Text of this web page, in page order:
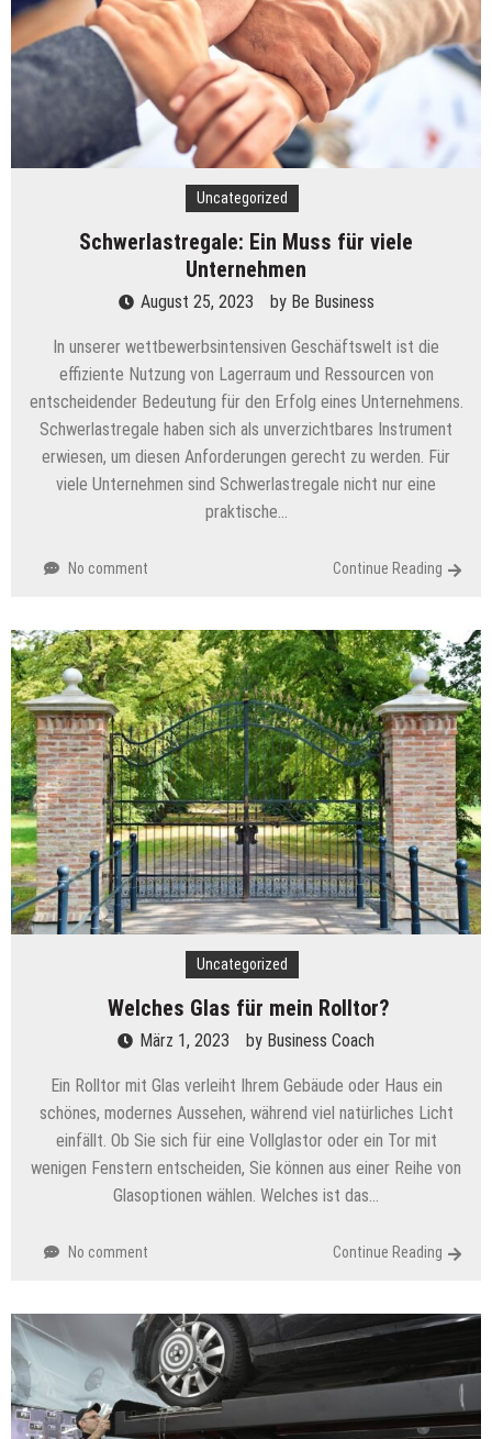
Uncategorized
Schwerlastregale: Ein Muss für viele
Unternehmen
August 25, 2023 by Be Business
In unserer wettbewerbsintensiven Geschäftswelt ist die
effiziente Nutzung von Lagerraum und Ressourcen von
entscheidender Bedeutung für den Erfolg eines Unternehmens.
Schwerlastregale haben sich als unverzichtbares Instrument
erwiesen, um diesen Anforderungen gerecht zu werden. Für
viele Unternehmen sind Schwerlastregale nicht nur eine
praktische…
No comment Continue Reading
Uncategorized
Welches Glas für mein Rolltor?
März 1, 2023 by Business Coach
Ein Rolltor mit Glas verleiht Ihrem Gebäude oder Haus ein
schönes, modernes Aussehen, während viel natürliches Licht
einfällt. Ob Sie sich für eine Vollglastor oder ein Tor mit
wenigen Fenstern entscheiden, Sie können aus einer Reihe von
Glasoptionen wählen. Welches ist das…
No comment Continue Reading